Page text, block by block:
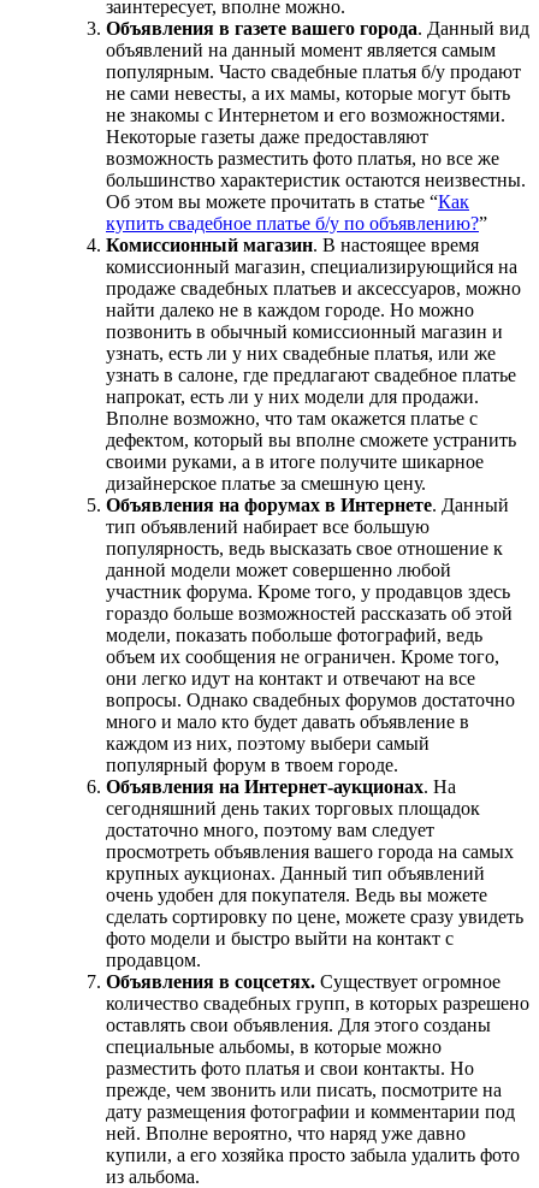
заинтересует, вполне можно.
Объявления в газете вашего города. Данный вид
объявлений на данный момент является самым
популярным. Часто свадебные платья б/у продают
не сами невесты, а их мамы, которые могут быть
не знакомы с Интернетом и его возможностями.
Некоторые газеты даже предоставляют
возможность разместить фото платья, но все же
большинство характеристик остаются неизвестны.
Об этом вы можете прочитать в статье “Как
купить свадебное платье б/у по объявлению?”
Комиссионный магазин. В настоящее время
комиссионный магазин, специализирующийся на
продаже свадебных платьев и аксессуаров, можно
найти далеко не в каждом городе. Но можно
позвонить в обычный комиссионный магазин и
узнать, есть ли у них свадебные платья, или же
узнать в салоне, где предлагают свадебное платье
напрокат, есть ли у них модели для продажи.
Вполне возможно, что там окажется платье с
дефектом, который вы вполне сможете устранить
своими руками, а в итоге получите шикарное
дизайнерское платье за смешную цену.
Объявления на форумах в Интернете. Данный
тип объявлений набирает все большую
популярность, ведь высказать свое отношение к
данной модели может совершенно любой
участник форума. Кроме того, у продавцов здесь
гораздо больше возможностей рассказать об этой
модели, показать побольше фотографий, ведь
объем их сообщения не ограничен. Кроме того,
они легко идут на контакт и отвечают на все
вопросы. Однако свадебных форумов достаточно
много и мало кто будет давать объявление в
каждом из них, поэтому выбери самый
популярный форум в твоем городе.
Объявления на Интернет-аукционах. На
сегодняшний день таких торговых площадок
достаточно много, поэтому вам следует
просмотреть объявления вашего города на самых
крупных аукционах. Данный тип объявлений
очень удобен для покупателя. Ведь вы можете
сделать сортировку по цене, можете сразу увидеть
фото модели и быстро выйти на контакт с
продавцом.
Объявления в соцсетях. Существует огромное
количество свадебных групп, в которых разрешено
оставлять свои объявления. Для этого созданы
специальные альбомы, в которые можно
разместить фото платья и свои контакты. Но
прежде, чем звонить или писать, посмотрите на
дату размещения фотографии и комментарии под
ней. Вполне вероятно, что наряд уже давно
купили, а его хозяйка просто забыла удалить фото
из альбома.